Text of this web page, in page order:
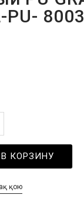
PU- 8003
КОРЗИНУ
қою